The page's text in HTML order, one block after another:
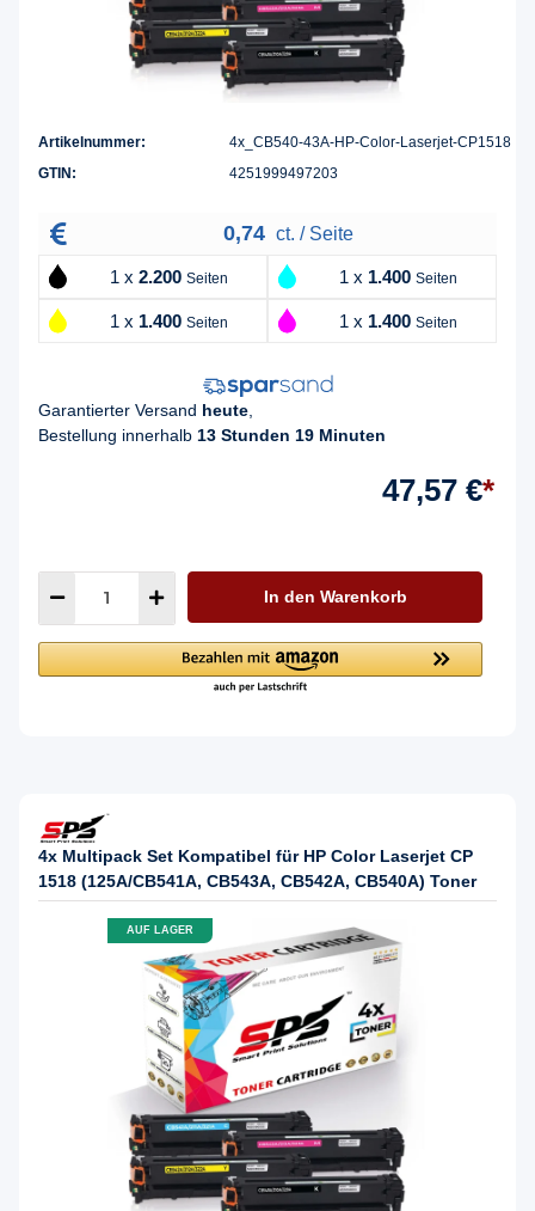
Artikelnummer:
4x_CB540-43A-HP-Color-Laserjet-CP1518
GTIN:
4251999497203
0,74 ct. / Seite
1 x 2.200 Seiten 1 x 1.400 Seiten
1 x 1.400 Seiten 1 x 1.400 Seiten
Garantierter Versand heute
Bestellung innerhalb 13 Stunden 19 Minuten
47,57 €*
In den Warenkorb
4x Multipack Set Kompatibel für HP Color Laserjet CP
1518 (125A/CB541A, CB543A, CB542A, CB540A) Toner
AUF LAGER